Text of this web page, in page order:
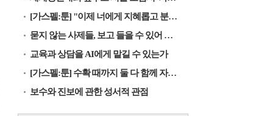
[가스펠:툰] "이제 너에게 지혜롭고 분별하는 마음을 준다"
묻지 않는 사제들, 보고 들을 수 있어 행복한 제자들
교육과 상담을 AI에게 맡길 수 있는가
[가스펠:툰] 수확 때까지 둘 다 함께 자라도록 내버려 두어라
보수와 진보에 관한 성서적 관점